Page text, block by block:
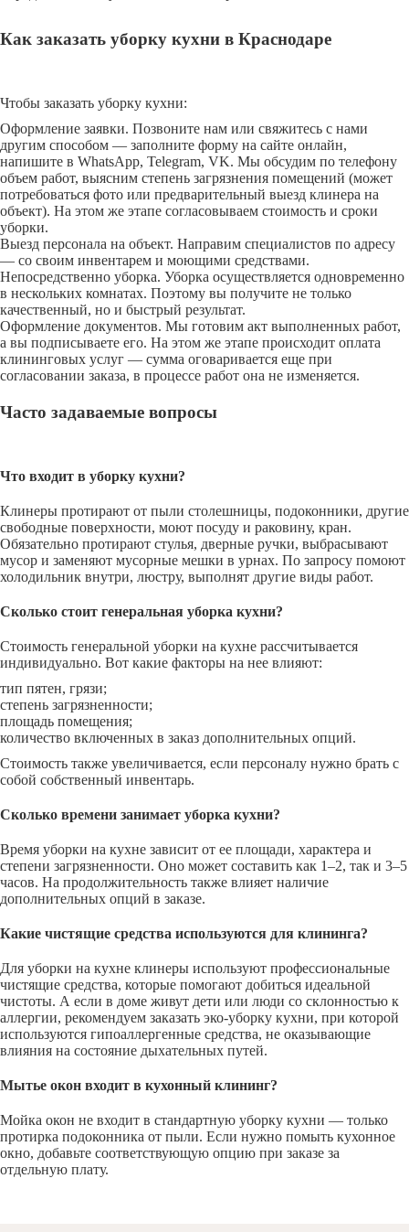
Как заказать уборку кухни в Краснодаре
Чтобы заказать уборку кухни:
Оформление заявки. Позвоните нам или свяжитесь с нами
другим способом — заполните форму на сайте онлайн,
напишите в WhatsApp, Telegram, VK. Мы обсудим по телефону
объем работ, выясним степень загрязнения помещений (может
потребоваться фото или предварительный выезд клинера на
объект). На этом же этапе согласовываем стоимость и сроки
уборки.
Выезд персонала на объект. Направим специалистов по адресу
— со своим инвентарем и моющими средствами.
Непосредственно уборка. Уборка осуществляется одновременно
в нескольких комнатах. Поэтому вы получите не только
качественный, но и быстрый результат.
Оформление документов. Мы готовим акт выполненных работ,
а вы подписываете его. На этом же этапе происходит оплата
клининговых услуг — сумма оговаривается еще при
согласовании заказа, в процессе работ она не изменяется.
Часто задаваемые вопросы
Что входит в уборку кухни?
Клинеры протирают от пыли столешницы, подоконники, другие
свободные поверхности, моют посуду и раковину, кран.
Обязательно протирают стулья, дверные ручки, выбрасывают
мусор и заменяют мусорные мешки в урнах. По запросу помоют
холодильник внутри, люстру, выполнят другие виды работ.
Сколько стоит генеральная уборка кухни?
Стоимость генеральной уборки на кухне рассчитывается
индивидуально. Вот какие факторы на нее влияют:
тип пятен, грязи;
степень загрязненности;
площадь помещения;
количество включенных в заказ дополнительных опций.
Стоимость также увеличивается, если персоналу нужно брать с
собой собственный инвентарь.
Сколько времени занимает уборка кухни?
Время уборки на кухне зависит от ее площади, характера и
степени загрязненности. Оно может составить как 1–2, так и 3–5
часов. На продолжительность также влияет наличие
дополнительных опций в заказе.
Какие чистящие средства используются для клининга?
Для уборки на кухне клинеры используют профессиональные
чистящие средства, которые помогают добиться идеальной
чистоты. А если в доме живут дети или люди со склонностью к
аллергии, рекомендуем заказать эко-уборку кухни, при которой
используются гипоаллергенные средства, не оказывающие
влияния на состояние дыхательных путей.
Мытье окон входит в кухонный клининг?
Мойка окон не входит в стандартную уборку кухни — только
протирка подоконника от пыли. Если нужно помыть кухонное
окно, добавьте соответствующую опцию при заказе за
отдельную плату.